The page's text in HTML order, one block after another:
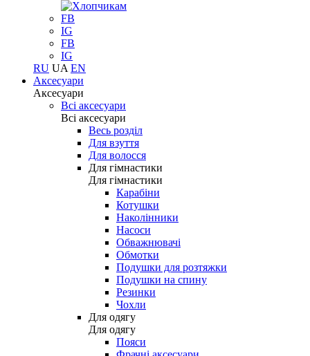
FB
IG
FB
IG
RU UA EN
Аксесуари
Аксесуари
Всі аксесуари
Всі аксесуари
Весь розділ
Для взуття
Для волосся
Для гімнастики
Для гімнастики
Карабіни
Котушки
Наколінники
Насоси
Обважнювачі
Обмотки
Подушки для розтяжки
Подушки на спину
Резинки
Чохли
Для одягу
Для одягу
Пояси